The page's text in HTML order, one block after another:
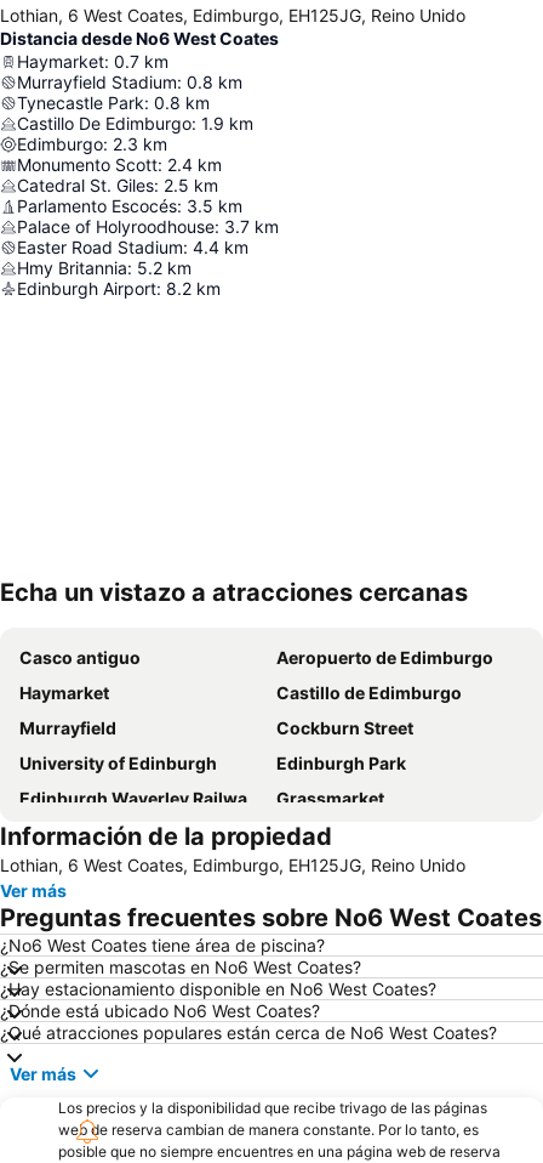
Lothian, 6 West Coates, Edimburgo, EH125JG, Reino Unido
Distancia desde No6 West Coates
Haymarket: 0.7 km
Murrayfield Stadium: 0.8 km
Tynecastle Park: 0.8 km
Castillo De Edimburgo: 1.9 km
Edimburgo: 2.3 km
Monumento Scott: 2.4 km
Catedral St. Giles: 2.5 km
Parlamento Escocés: 3.5 km
Palace of Holyroodhouse: 3.7 km
Easter Road Stadium: 4.4 km
Hmy Britannia: 5.2 km
Edinburgh Airport: 8.2 km
Echa un vistazo a atracciones cercanas
Casco antiguo
Aeropuerto de Edimburgo
Haymarket
Castillo de Edimburgo
Murrayfield
Cockburn Street
University of Edinburgh
Edinburgh Park
Edinburgh Waverley Railway Station
Grassmarket
City Art Centre
Palacio de Holyroodhouse
Holyrood
Gleneagles Golf Resort
Información de la propiedad
Lothian, 6 West Coates, Edimburgo, EH125JG, Reino Unido
Ver más
Preguntas frecuentes sobre No6 West Coates
¿No6 West Coates tiene área de piscina?
¿Se permiten mascotas en No6 West Coates?
¿Hay estacionamiento disponible en No6 West Coates?
¿Dónde está ubicado No6 West Coates?
¿Qué atracciones populares están cerca de No6 West Coates?
Ver más
Los precios y la disponibilidad que recibe trivago de las páginas
web de reserva cambian de manera constante. Por lo tanto, es
posible que no siempre encuentres en una página web de reserva